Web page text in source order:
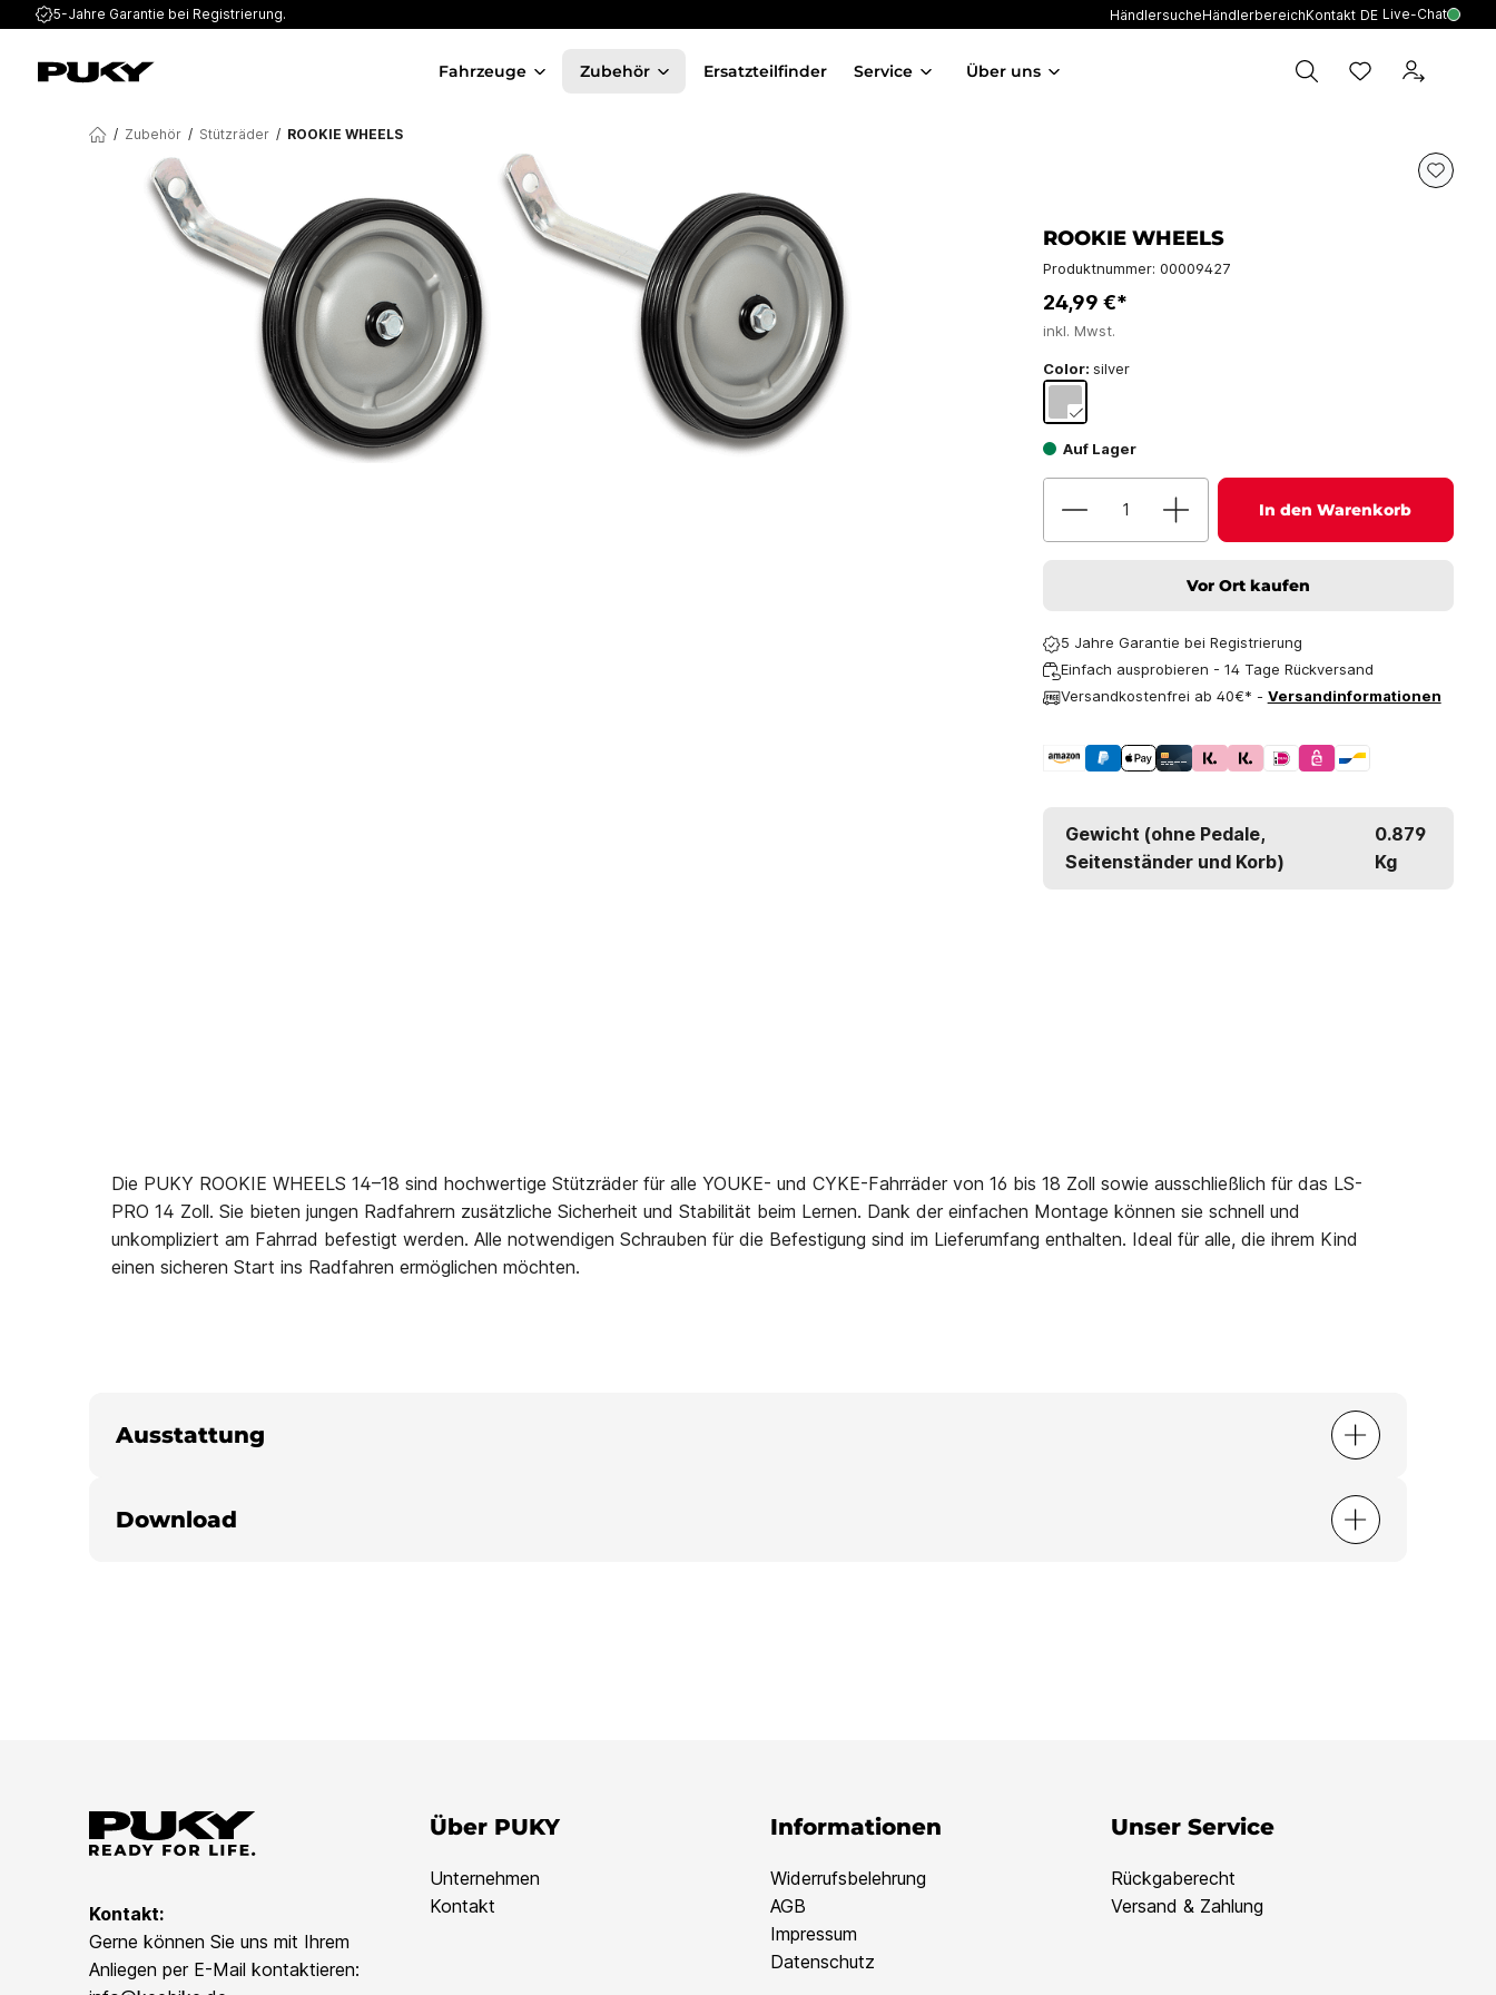
5-Jahre Garantie bei Registrierung. HändlersucheHändlerbereichKontakt DE Live-Chat
Fahrzeuge Zubehör Ersatzteilfinder Service Über uns
/ Zubehör / Stützräder / ROOKIE WHEELS
ROOKIE WHEELS
Produktnummer: 00009427
24,99 €*
inkl. Mwst.
Color: silver
Auf Lager
In den Warenkorb
Vor Ort kaufen
5 Jahre Garantie bei Registrierung
Einfach ausprobieren - 14 Tage Rückversand
Versandkostenfrei ab 40€* - Versandinformationen
Gewicht (ohne Pedale,
Seitenständer und Korb)
0.879
Kg
Die PUKY ROOKIE WHEELS 14–18 sind hochwertige Stützräder für alle YOUKE- und CYKE-Fahrräder von 16 bis 18 Zoll sowie ausschließlich für das LS-
PRO 14 Zoll. Sie bieten jungen Radfahrern zusätzliche Sicherheit und Stabilität beim Lernen. Dank der einfachen Montage können sie schnell und
unkompliziert am Fahrrad befestigt werden. Alle notwendigen Schrauben für die Befestigung sind im Lieferumfang enthalten. Ideal für alle, die ihrem Kind
einen sicheren Start ins Radfahren ermöglichen möchten.
Ausstattung
Download
Kontakt:
Gerne können Sie uns mit Ihrem
Anliegen per E-Mail kontaktieren:
Über PUKY
Unternehmen
Kontakt
Informationen
Widerrufsbelehrung
AGB
Impressum
Datenschutz
Unser Service
Rückgaberecht
Versand & Zahlung